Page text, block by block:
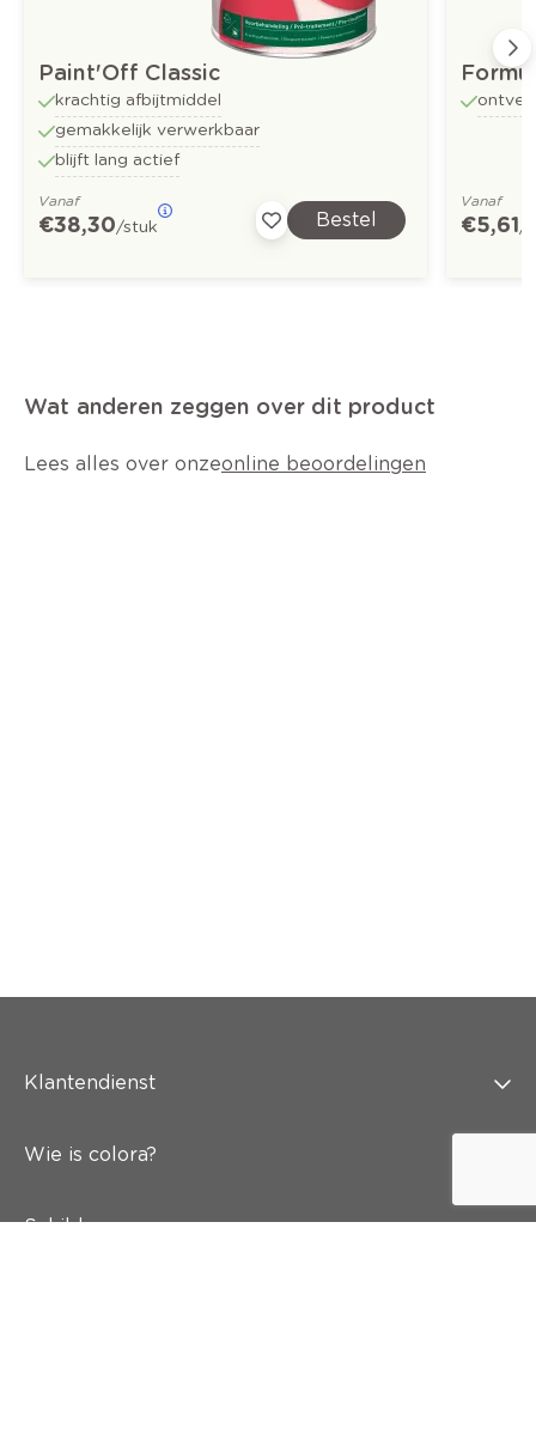
Paint'Off Classic
krachtig afbijtmiddel
gemakkelijk verwerkbaar
blijft lang actief
Vanaf
€ 38,30/stuk Bestel
Vanaf
€ 5,61/
Wat anderen zeggen over dit product
Lees alles over onzeonline beoordelingen
Klantendienst
Wie is colora?
Schilderen